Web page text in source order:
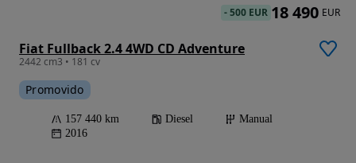
Fiat Fullback 2.4 4WD CD Adventure
2442 cm3 • 181 cv
Promovido
157 440 km Diesel
Manual
2016
-500 EUR 18 490 EUR